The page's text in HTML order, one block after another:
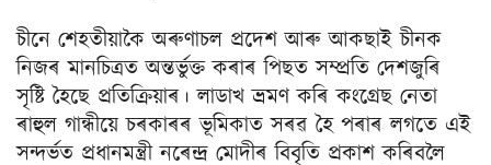
চীনে শেহতীয়াকৈ অৰুণাচল প্ৰদেশ আৰু আকছাই চীনক
নিজৰ মানচিত্ৰত অন্তৰ্ভুক্ত কৰাৰ পিছত সম্প্ৰতি দেশজুৰি
সৃষ্টি হৈছে প্ৰতিক্ৰিয়াৰ। লাডাখ ভ্ৰমণ কৰি কংগ্ৰেছ নেতা
ৰাহুল গান্ধীয়ে চৰকাৰৰ ভূমিকাত সৰৱ হৈ পৰাৰ লগতে এই
সন্দৰ্ভত প্ৰধানমন্ত্ৰী নৰেন্দ্ৰ মোদীৰ বিবৃতি প্ৰকাশ কৰিবলৈ